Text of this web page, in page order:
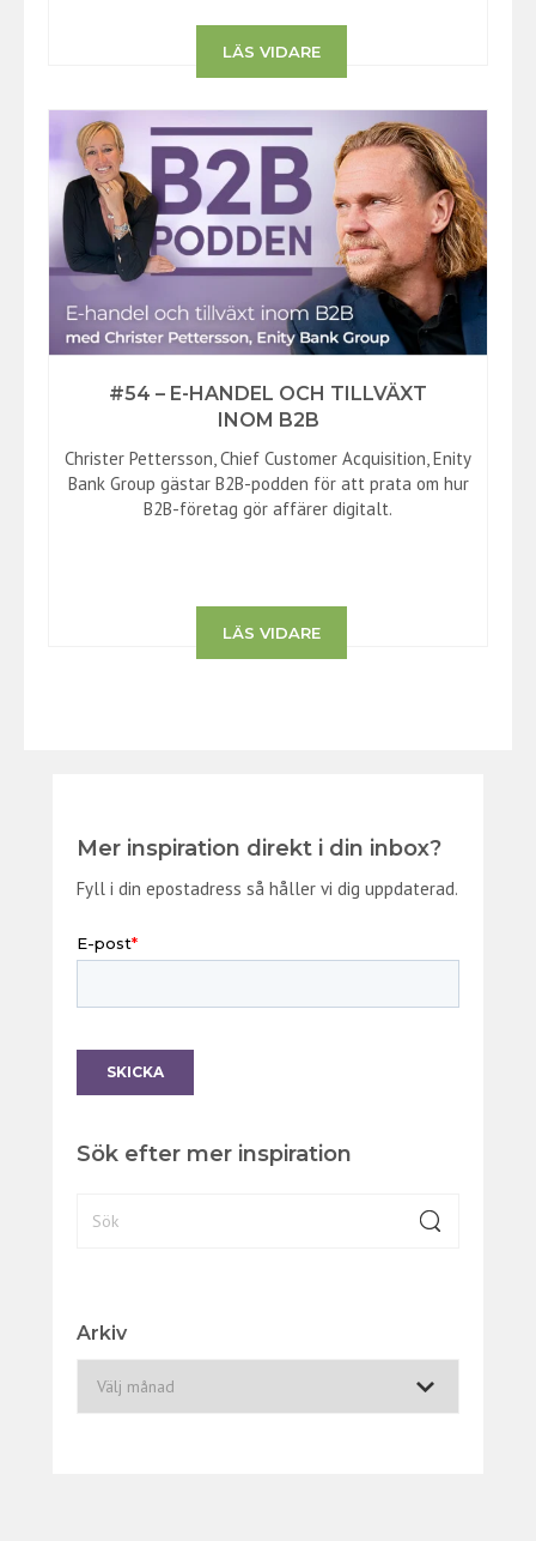
LÄS VIDARE
#54 – E-HANDEL OCH TILLVÄXT
INOM B2B
Christer Pettersson, Chief Customer Acquisition, Enity
Bank Group gästar B2B-podden för att prata om hur
B2B-företag gör affärer digitalt.
LÄS VIDARE
Mer inspiration direkt i din inbox?
Fyll i din epostadress så håller vi dig uppdaterad.
Sök efter mer inspiration
Arkiv